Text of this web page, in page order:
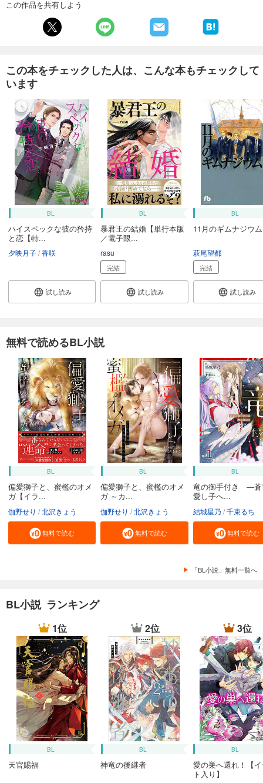
この作品を共有しよう
この本をチェックした人は、こんな本もチェックして
います
BL
ハイスペックな彼の矜持
と恋【特...
夕映月子 香咲
試し読み
BL
暴君王の結婚【単行本版
／電子限...
rasu
完結
試し読み
BL
11月のギムナジウム
萩尾望都
完結
試し読み
無料で読めるBL小説
BL
偏愛獅子と、蜜檻のオメ
ガ【イラ...
伽野せり 北沢きょう
無料で読む
BL
偏愛獅子と、蜜檻のオメ
ガ ～カ...
伽野せり 北沢きょう
無料で読む
BL
竜の御手付き ―蒼
愛し子へ...
結城星乃 千束るち
無料で読む
「BL小説」無料一覧へ
BL小説 ランキング
1位
BL
天官賜福
2位
BL
神竜の後継者
3位
BL
愛の巣へ還れ！【
ト入り】